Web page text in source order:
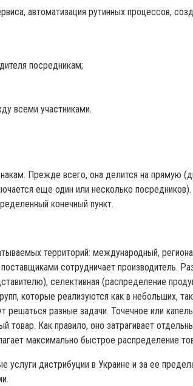
автоматизация рутинных процессов,
посредникам;
всеми участниками.
Прежде всего, она делится на прямую
еще один или несколько
конечный пункт.
территорий: международный,
сотрудничает производитель.
селективная (распределение
которые реализуются как в небольших,
разные задачи. Точечное или
товар. Как правило, оно затрагивает
максимально быстрое распределение
услуги дистрибуции в Украине и за ее